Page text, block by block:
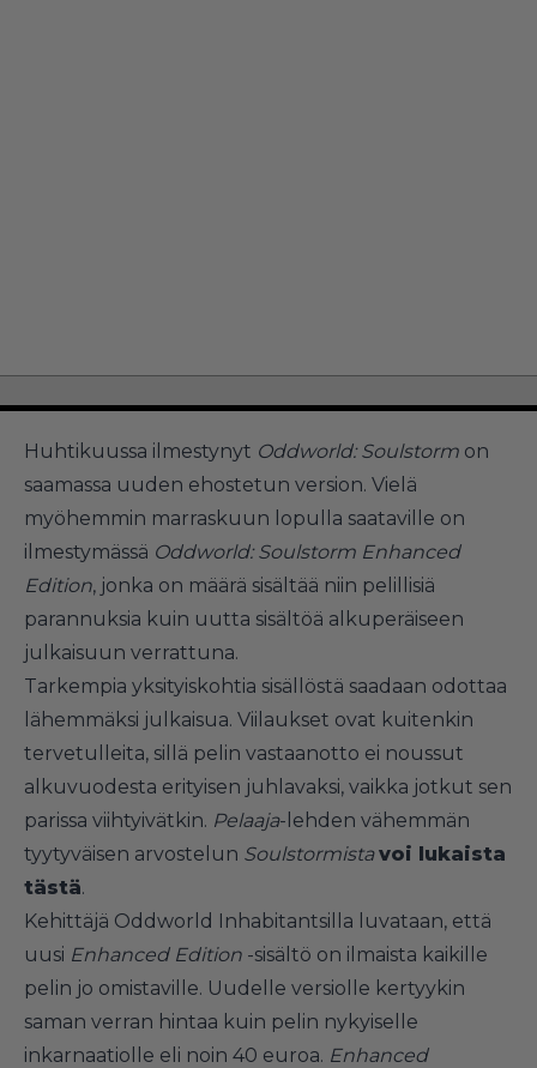
Huhtikuussa ilmestynyt Oddworld: Soulstorm on
saamassa uuden ehostetun version. Vielä
myöhemmin marraskuun lopulla saataville on
ilmestymässä Oddworld: Soulstorm Enhanced
Edition, jonka on määrä sisältää niin pelillisiä
parannuksia kuin uutta sisältöä alkuperäiseen
julkaisuun verrattuna.
Tarkempia yksityiskohtia sisällöstä saadaan odottaa
lähemmäksi julkaisua. Viilaukset ovat kuitenkin
tervetulleita, sillä pelin vastaanotto ei noussut
alkuvuodesta erityisen juhlavaksi, vaikka jotkut sen
parissa viihtyivätkin. Pelaaja-lehden vähemmän
tyytyväisen arvostelun Soulstormista voi lukaista
tästä.
Kehittäjä Oddworld Inhabitantsilla luvataan, että
uusi Enhanced Edition -sisältö on ilmaista kaikille
pelin jo omistaville. Uudelle versiolle kertyykin
saman verran hintaa kuin pelin nykyiselle
inkarnaatiolle eli noin 40 euroa. Enhanced